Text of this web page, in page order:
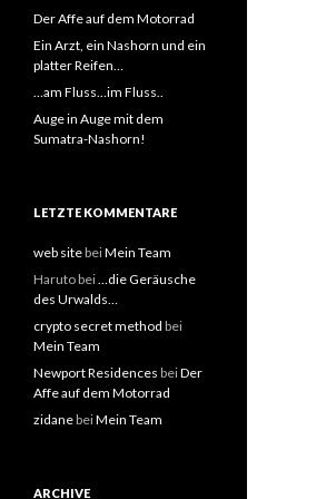
Der Affe auf dem Motorrad
Ein Arzt, ein Nashorn und ein
platter Reifen…
…am Fluss…im Fluss..
Auge in Auge mit dem
Sumatra-Nashorn!
LETZTE KOMMENTARE
web sitebeiMein Team
Haruto bei…die Geräusche
des Urwalds…
crypto secret method bei
Mein Team
Newport Residences beiDer
Affe auf dem Motorrad
zidanebeiMein Team
ARCHIVE